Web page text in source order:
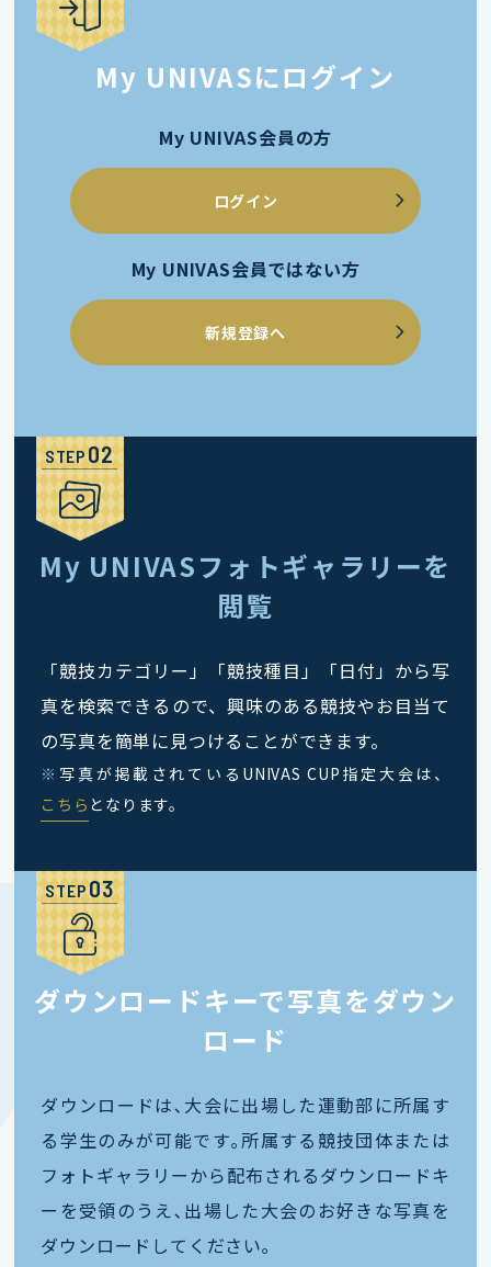
My UNIVASにログイン
My UNIVAS会員の方
ログイン
My UNIVAS会員ではない方
新規登録へ
STEP
My UNIVASフォトギャラリーを
閲覧
「競技カテゴリー」「競技種目」「日付」から写
真を検索できるので、興味のある競技やお目当て
の写真を簡単に見つけることができます。
※ 写真が掲載されているUNIVAS CUP指定大会は、
こちら となります。
STEP
ダウンロードキーで写真をダウン
ロード
ダウンロードは､大会に出場した運動部に所属す
る学生のみが可能です｡所属する競技団体または
フォトギャラリーから配布されるダウンロードキ
ーを受領のうえ､出場した大会のお好きな写真を
ダウンロードしてください｡